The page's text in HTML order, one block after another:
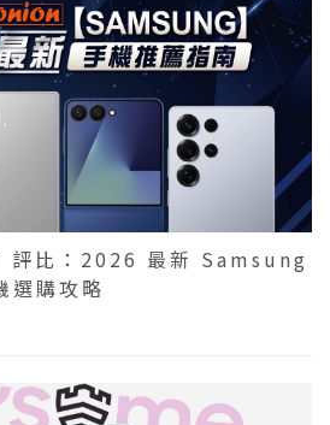
評比：2026 最新 Samsung
選購攻略